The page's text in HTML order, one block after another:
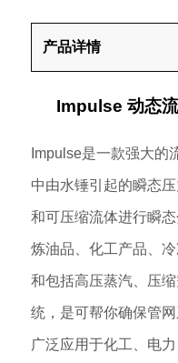
产品详情
Impulse 动态
Impulse是一款强大的
中由水锤引起的瞬态
和可压缩流体进行瞬
炼油品、化工产品、
和包括高压蒸汽、压
统，是可帮你确保管
广泛应用于化工、电